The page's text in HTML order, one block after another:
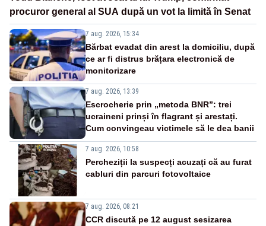
procuror general al SUA după un vot la limită în Senat
7 aug. 2026, 15:34
Bărbat evadat din arest la domiciliu, după
ce ar fi distrus brățara electronică de
monitorizare
7 aug. 2026, 13:39
Escrocherie prin „metoda BNR”: trei
ucraineni prinși în flagrant și arestați.
Cum convingeau victimele să le dea banii
7 aug. 2026, 10:58
Percheziții la suspecți acuzați că au furat
cabluri din parcuri fotovoltaice
7 aug. 2026, 08:21
CCR discută pe 12 august sesizarea